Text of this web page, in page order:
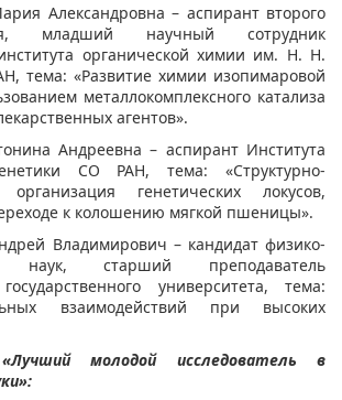
Александровна – аспирант второго
младший научный сотрудник
органической химии им. Н. Н.
тема: «Развитие химии изопимаровой
металлокомплексного катализа
агентов».
Андреевна – аспирант Института
СО РАН, тема: «Структурно-
организация генетических локусов,
к колошению мягкой пшеницы».
Владимирович – кандидат физико-
наук, старший преподаватель
университета, тема:
взаимодействий при высоких
молодой исследователь в